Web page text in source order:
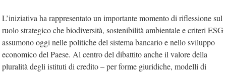
L’iniziativa ha rappresentato un importante momento di riflessione sul
ruolo strategico che biodiversità, sostenibilità ambientale e criteri ESG
assumono oggi nelle politiche del sistema bancario e nello sviluppo
economico del Paese. Al centro del dibattito anche il valore della
pluralità degli istituti di credito – per forme giuridiche, modelli di